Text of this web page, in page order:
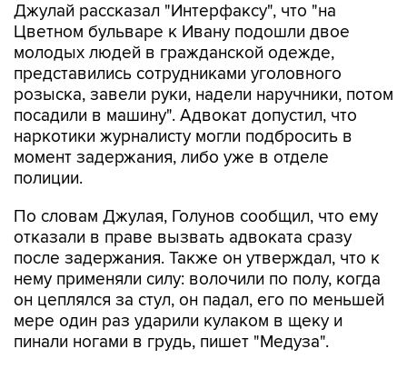
Джулай рассказал "Интерфаксу", что "на
Цветном бульваре к Ивану подошли двое
молодых людей в гражданской одежде,
представились сотрудниками уголовного
розыска, завели руки, надели наручники, потом
посадили в машину". Адвокат допустил, что
наркотики журналисту могли подбросить в
момент задержания, либо уже в отделе
полиции.
По словам Джулая, Голунов сообщил, что ему
отказали в праве вызвать адвоката сразу
после задержания. Также он утверждал, что к
нему применяли силу: волочили по полу, когда
он цеплялся за стул, он падал, его по меньшей
мере один раз ударили кулаком в щеку и
пинали ногами в грудь, пишет "Медуза".